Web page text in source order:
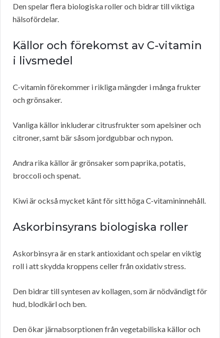
Den spelar flera biologiska roller och bidrar till viktiga
hälsofördelar.
Källor och förekomst av C-vitamin
i livsmedel
C-vitamin förekommer i rikliga mängder i många frukter
och grönsaker.
Vanliga källor inkluderar citrusfrukter som apelsiner och
citroner, samt bär såsom jordgubbar och nypon.
Andra rika källor är grönsaker som paprika, potatis,
broccoli och spenat.
Kiwi är också mycket känt för sitt höga C-vitamininnehåll.
Askorbinsyrans biologiska roller
Askorbinsyra är en stark antioxidant och spelar en viktig
roll i att skydda kroppens celler från oxidativ stress.
Den bidrar till syntesen av kollagen, som är nödvändigt för
hud, blodkärl och ben.
Den ökar järnabsorptionen från vegetabiliska källor och